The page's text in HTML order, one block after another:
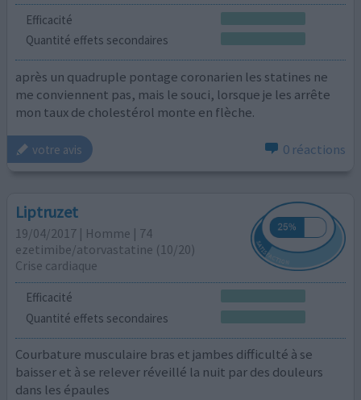
Efficacité
Quantité effets secondaires
après un quadruple pontage coronarien les statines ne
me conviennent pas, mais le souci, lorsque je les arrête
mon taux de cholestérol monte en flèche.
votre avis 0 réactions
Liptruzet
19/04/2017 | Homme | 74
ezetimibe/atorvastatine (10/20)
Crise cardiaque
Efficacité
Quantité effets secondaires
Courbature musculaire bras et jambes difficulté à se
baisser et à se relever réveillé la nuit par des douleurs
dans les épaules